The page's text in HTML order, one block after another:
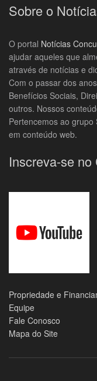
Sobre o
O portal Notícias
ajudar aqueles que
através de notícias e
Com o passar dos
Benefícios Sociais,
outros. Nossos
Pertencemos ao grupo
em conteúdo web.
Inscreva-se no
Propriedade e
Equipe
Fale Conosco
Mapa do Site